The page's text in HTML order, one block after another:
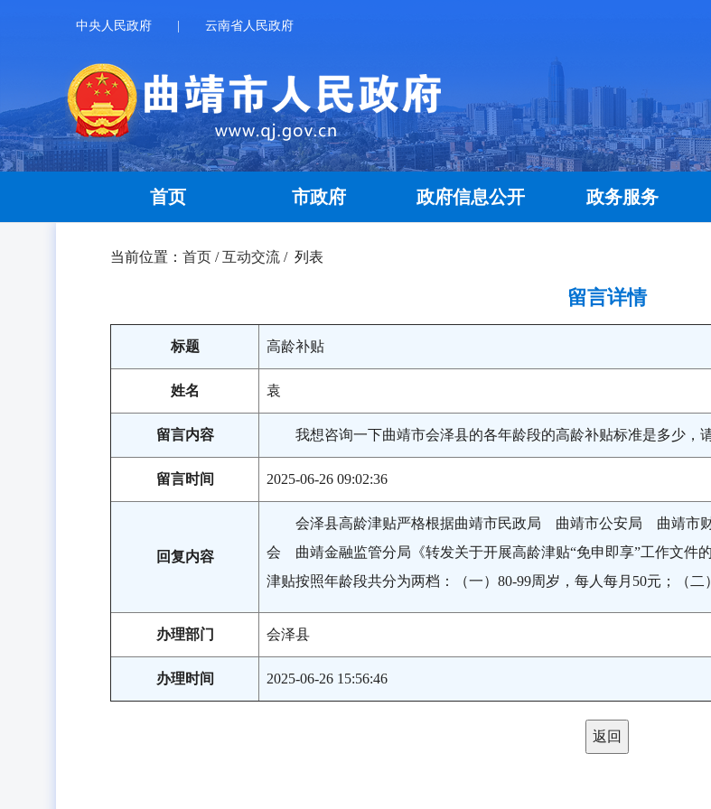
中央人民政府 | 云南省人民政府
首页 市政府 政府信息公开 政务服务
当前位置： 首页 /互动交流 / 列表
留言详情
标题 高龄补贴
姓名 袁
留言内容 我想咨询一下曲靖市会泽县的各年龄段的高龄补贴标准是多少，
留言时间 2025-06-26 09:02:36
回复内容
会泽县高龄津贴严格根据曲靖市民政局 曲靖市公安局 曲靖
会 曲靖金融监管分局《转发关于开展高龄津贴“免申即享”工作文件
津贴按照年龄段共分为两档：（一）80-99周岁，每人每月50元；（二
办理部门 会泽县
办理时间 2025-06-26 15:56:46
返回